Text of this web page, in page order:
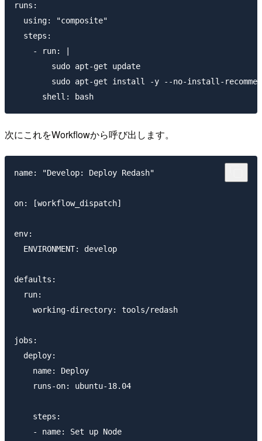
runs:
  using: "composite"
  steps:
    - run: |
        sudo apt-get update
sudo apt-get install -y --no-install-
次にこれをWorkflowから呼び出します。
name: "Develop: Deploy Redash"
on: [workflow_dispatch]
env:
  ENVIRONMENT: develop
defaults:
  run:
    working-directory: tools/redash
jobs:
  deploy:
    name: Deploy
    runs-on: ubuntu-18.04
    steps:
    - name: Set up Node